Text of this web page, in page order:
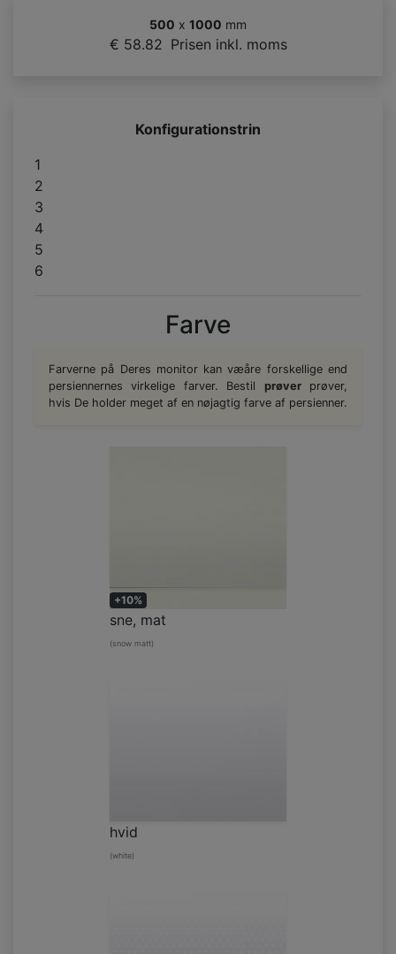
500 x 1000 mm
€ 58.82 Prisen inkl. moms
Konfigurationstrin
1
2
3
4
5
6
Farve
Farverne på Deres monitor kan væåre forskellige end
persiennernes virkelige farver. Bestil prøverprøver,
hvis De holder meget af en nøjagtig farve af persienner.
+10%
sne, mat
(snow matt)
hvid
(white)